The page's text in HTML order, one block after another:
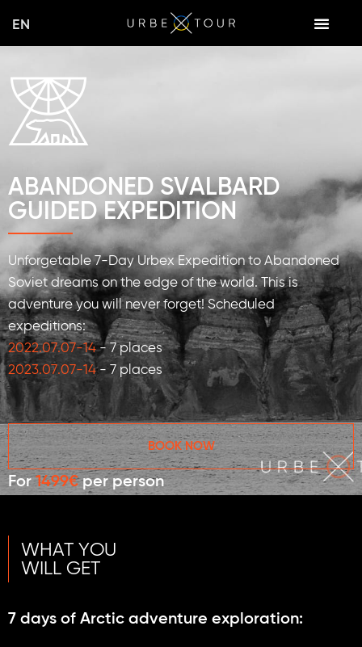
EN
ABANDONED SVALBARD
GUIDED EXPEDITION
Unforgetable 7-Day Urbex Expedition to Abandoned
Soviet dreams on the edge of the world. This is
adventure you will never forget! Scheduled
expeditions:
2022.07.07-14- 7 places
2023.07.07-14- 7 places
BOOK NOW
For1499€per person
WHAT YOU
WILL GET
7 days of Arctic adventure exploration: